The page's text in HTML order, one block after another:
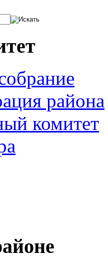
района
комитет